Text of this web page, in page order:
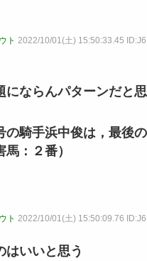
ト 2022/10/01(土) 15:50:33.45
にならんパターンだと思
騎手浜中俊は，最後
：２番）
ト 2022/10/01(土) 15:50:09.76
はいいと思う